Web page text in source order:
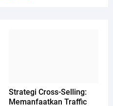
Strategi Cross-Selling:
Memanfaatkan Traffic